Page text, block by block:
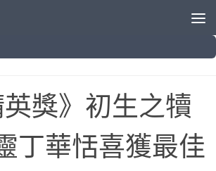
英獎》初生之犢
丁華恬喜獲最佳